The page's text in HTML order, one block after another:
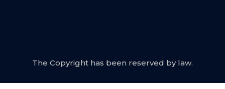
The Copyright has been reserved by law.